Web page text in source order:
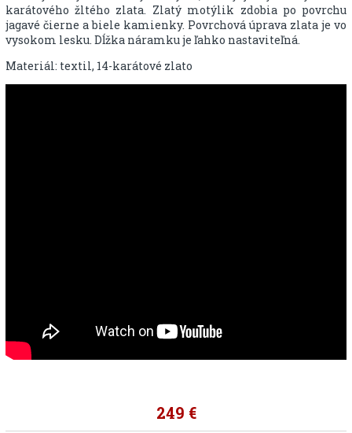
karátového žltého zlata. Zlatý motýlik zdobia po povrchu
jagavé čierne a biele kamienky. Povrchová úprava zlata je vo
vysokom lesku. Dĺžka náramku je ľahko nastaviteľná.
Materiál: textil, 14-karátové zlato
249 €